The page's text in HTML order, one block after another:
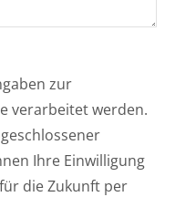
zur
verarbeitet werden.
Ihre Einwilligung
die Zukunft per